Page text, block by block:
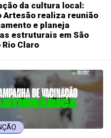
da cultura local:
Artesão realiza reunião
e planeja
estruturais em São
Claro